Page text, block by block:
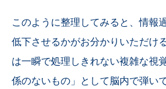
このように整理してみると、情報
低下させるかがお分かりいただけ
は一瞬で処理しきれない複雑な視
係のないもの」として脳内で弾い